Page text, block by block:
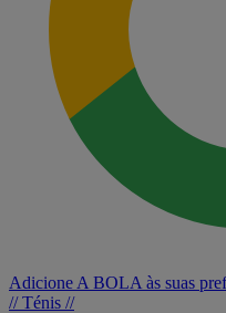
Adicione A BOLA às suas
// Ténis //